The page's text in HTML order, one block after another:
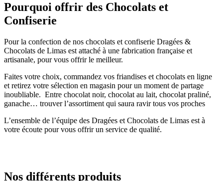
Pourquoi offrir des Chocolats et
Confiserie
Pour la confection de nos chocolats et confiserie Dragées &
Chocolats de Limas est attaché à une fabrication française et
artisanale, pour vous offrir le meilleur.
Faites votre choix, commandez vos friandises et chocolats en ligne
et retirez votre sélection en magasin pour un moment de partage
inoubliable. Entre chocolat noir, chocolat au lait, chocolat praliné,
ganache… trouver l’assortiment qui saura ravir tous vos proches
L’ensemble de l’équipe des Dragées et Chocolats de Limas est à
votre écoute pour vous offrir un service de qualité.
Nos différents produits